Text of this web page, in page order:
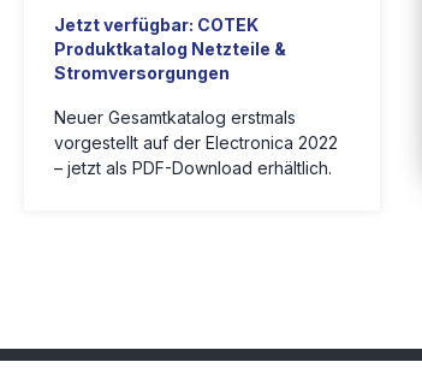
Jetzt verfügbar: COTEK
Produktkatalog Netzteile &
Stromversorgungen
Neuer Gesamtkatalog erstmals
vorgestellt auf der Electronica 2022
– jetzt als PDF-Download erhältlich.